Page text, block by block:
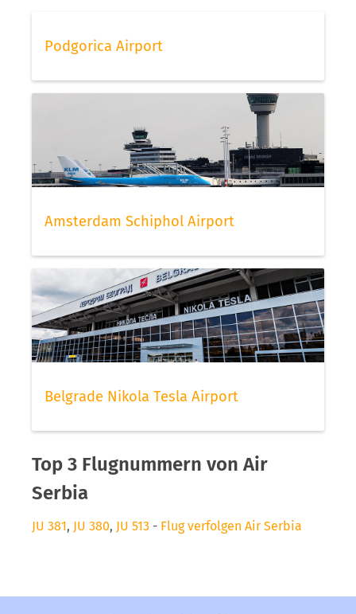
Podgorica Airport
Amsterdam Schiphol Airport
Belgrade Nikola Tesla Airport
Top 3 Flugnummern von Air
Serbia
JU 381, JU 380, JU 513 - Flug verfolgen Air Serbia